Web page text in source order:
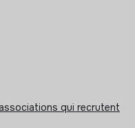
qui recrutent